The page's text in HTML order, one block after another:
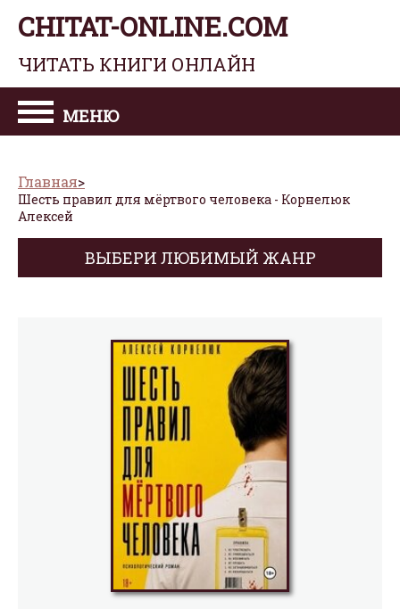
CHITAT-ONLINE.COM
ЧИТАТЬ КНИГИ ОНЛАЙН
МЕНЮ
Главная
Шесть правил для мёртвого человека - Корнелюк
Алексей
ВЫБЕРИ ЛЮБИМЫЙ ЖАНР